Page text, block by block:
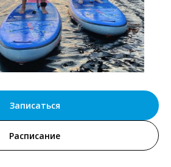
Записаться
Расписание